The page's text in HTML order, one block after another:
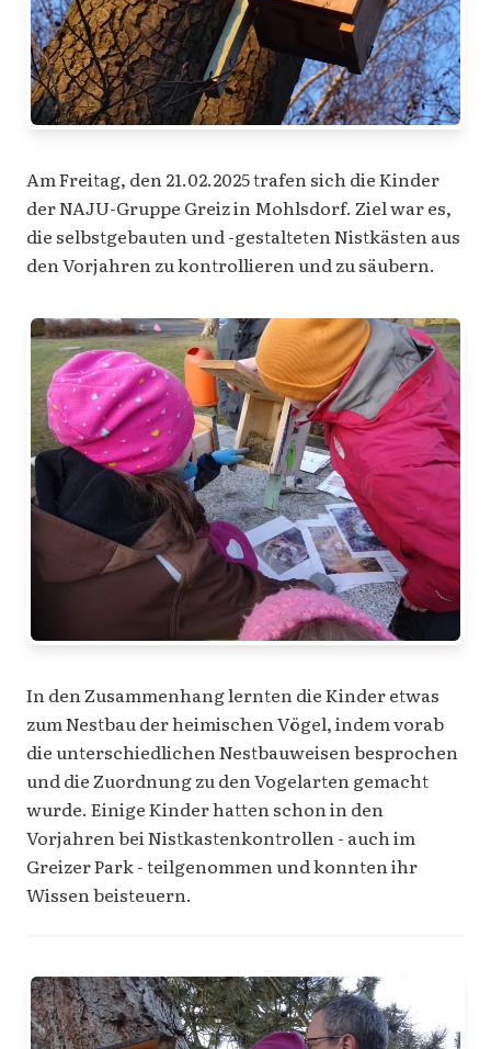
Am Freitag, den 21.02.2025 trafen sich die Kinder
der NAJU-Gruppe Greiz in Mohlsdorf. Ziel war es,
die selbstgebauten und -gestalteten Nistkästen aus
den Vorjahren zu kontrollieren und zu säubern.
In den Zusammenhang lernten die Kinder etwas
zum Nestbau der heimischen Vögel, indem vorab
die unterschiedlichen Nestbauweisen besprochen
und die Zuordnung zu den Vogelarten gemacht
wurde. Einige Kinder hatten schon in den
Vorjahren bei Nistkastenkontrollen - auch im
Greizer Park - teilgenommen und konnten ihr
Wissen beisteuern.